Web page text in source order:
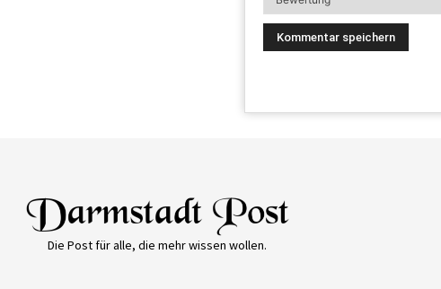
Die Post für alle, die mehr wissen wollen.